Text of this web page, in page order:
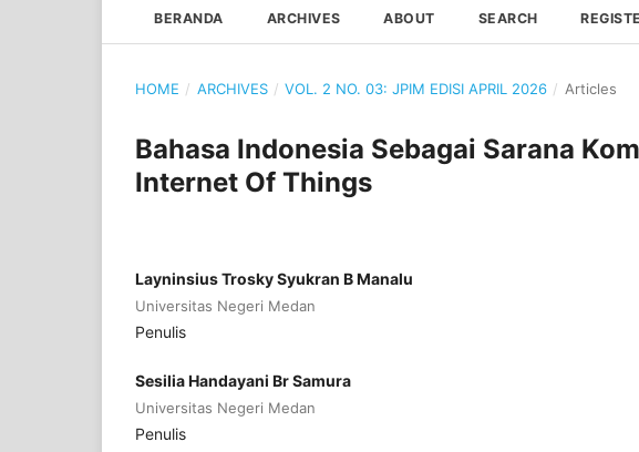
BERANDA ARCHIVES ABOUT SEARCH
HOME / ARCHIVES / VOL. 2 NO. 03: JPIM EDISI APRIL 2026 / Articles
Bahasa Indonesia Sebagai Sarana
Internet Of Things
Layninsius Trosky Syukran B Manalu
Universitas Negeri Medan
Penulis
Sesilia Handayani Br Samura
Universitas Negeri Medan
Penulis